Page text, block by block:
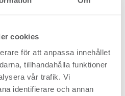
cookies
för att anpassa innehållet
tillhandahålla funktioner
vår trafik. Vi
identifierare och annan
and...
and